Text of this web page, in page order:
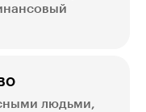
людьми,